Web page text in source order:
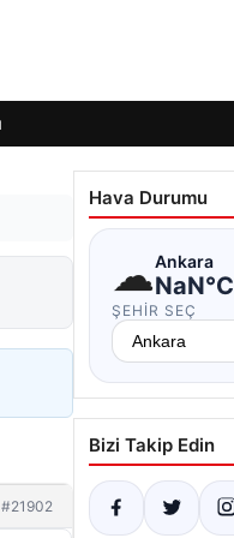
#21902
Hava Durumu
☁Ankara
NaN°C
ŞEHIR SEÇ
Bizi Takip Edin